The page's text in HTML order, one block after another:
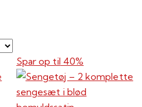
Spar op til 40%